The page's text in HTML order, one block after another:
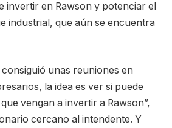
invertir en Rawson y potenciar el
industrial, que aún se encuentra
unas reuniones en
la idea es ver si puede
vengan a invertir a Rawson”,
cercano al intendente. Y